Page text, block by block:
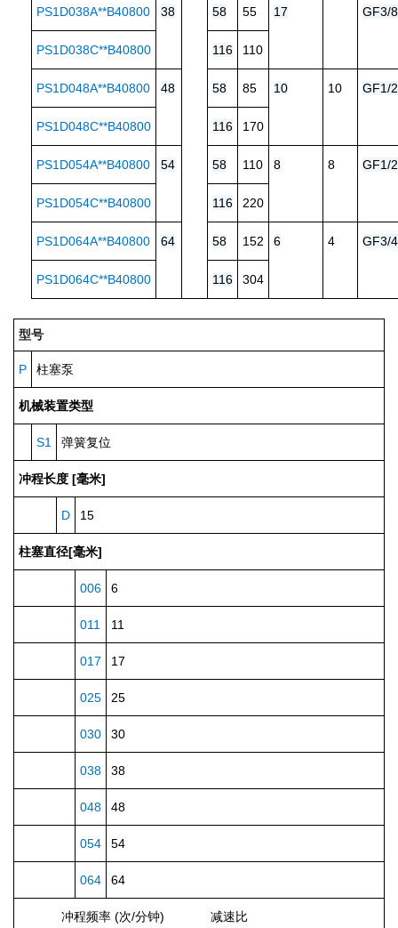
PS1D038A**B40800 38 58 55 17 GF3/
PS1D038C**B40800 116 110
PS1D048A**B40800 48 58 85 10 10 GF1/
PS1D048C**B40800 116 170
PS1D054A**B40800 54 58 110 8 8 GF1/
PS1D054C**B40800 116 220
PS1D064A**B40800 64 58 152 6 4 GF3/
PS1D064C**B40800 116 304
型号
P 柱塞泵
机械装置类型
S1 弹簧复位
冲程长度 [毫米]
D 15
柱塞直径[毫米]
006 6
011 11
017 17
025 25
030 30
038 38
048 48
054 54
064 64
冲程频率 (次/分钟) 减速比